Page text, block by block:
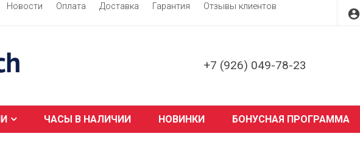
Новости Оплата Доставка Гарантия
Отзывы клиентов
account_circle
+7 (926) 049-78-23
ЧАСЫ В НАЛИЧИИ НОВИНКИ БОНУСНАЯ ПРОГРАММА